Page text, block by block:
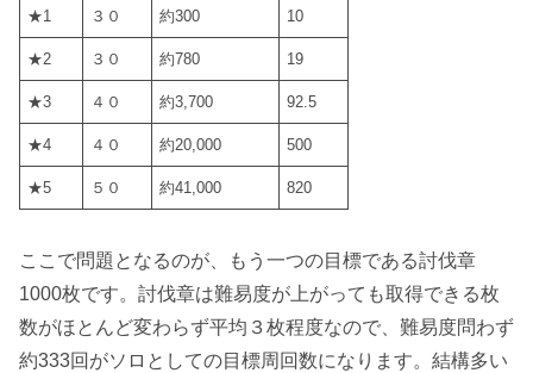
★1 ３０ 約300 10
★2 ３０ 約780 19
★3 ４０ 約3,700 92.5
★4 ４０ 約20,000 500
★5 ５０ 約41,000 820
ここで問題となるのが、もう一つの目標である討伐章
1000枚です。討伐章は難易度が上がっても取得できる枚
数がほとんど変わらず平均３枚程度なので、 難易度問わず
約333回がソロとしての目標周回数になります。結構多い